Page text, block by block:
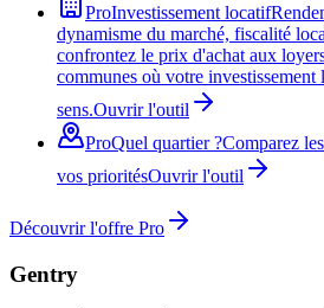
ProInvestissement locatif
dynamisme du marché, fiscalité
confrontez le prix d'achat aux
communes où votre investissement
sens.Ouvrir l'outil
ProQuel quartier ?Comparez
vos prioritésOuvrir l'outil
Découvrir l'offre Pro
Gentry